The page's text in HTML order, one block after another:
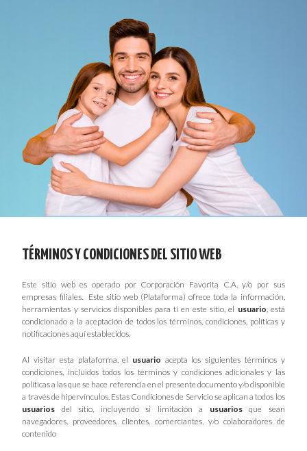
TÉRMINOS Y CONDICIONES DEL SITIO WEB
Este sitio web es operado por Corporación Favorita C.A. y/o por sus
empresas filiales. Este sitio web (Plataforma) ofrece toda la información,
herramientas y servicios disponibles para ti en este sitio, el usuario, está
condicionado a la aceptación de todos los términos, condiciones, políticas y
notificaciones aquí establecidos.
Al visitar esta plataforma, el usuario acepta los siguientes términos y
condiciones, incluidos todos los términos y condiciones adicionales y las
políticas a las que se hace referencia en el presente documento y/o disponible
a través de hipervínculos. Estas Condiciones de Servicio se aplican a todos los
usuarios del sitio, incluyendo si limitación a usuariosque sean
navegadores, proveedores, clientes, comerciantes, y/o colaboradores de
contenido